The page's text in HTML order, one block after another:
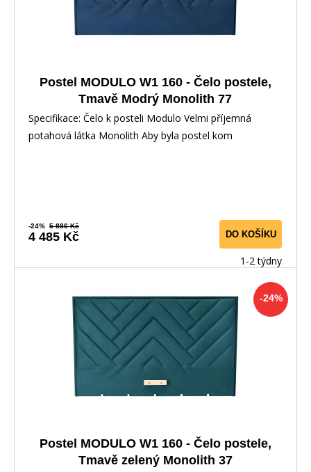
Postel MODULO W1 160 - Čelo postele,
Tmavě Modrý Monolith 77
Specifikace: Čelo k posteli Modulo Velmi příjemná
potahová látka Monolith Aby byla postel kom
-24% 5 886 Kč
4 485 Kč DO KOŠÍKU
1-2 týdny
-24%
Postel MODULO W1 160 - Čelo postele,
Tmavě zelený Monolith 37